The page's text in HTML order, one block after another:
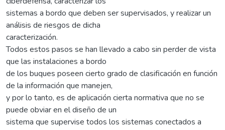
sistemas a bordo que deben ser supervisados, y realizar un
análisis de riesgos de dicha
caracterización.
Todos estos pasos se han llevado a cabo sin perder de vista
que las instalaciones a bordo
de los buques poseen cierto grado de clasificación en función
de la información que manejen,
y por lo tanto, es de aplicación cierta normativa que no se
puede obviar en el diseño de un
sistema que supervise todos los sistemas conectados a